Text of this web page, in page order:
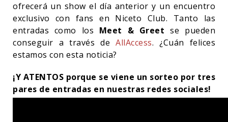
ofrecerá un show el día anterior y un encuentro
exclusivo con fans en Niceto Club. Tanto las
entradas como los Meet & Greet se pueden
conseguir a través de AllAccess. ¿Cuán felices
estamos con esta noticia?
¡Y ATENTOS porque se viene un sorteo por tres
pares de entradas en nuestras redes sociales!